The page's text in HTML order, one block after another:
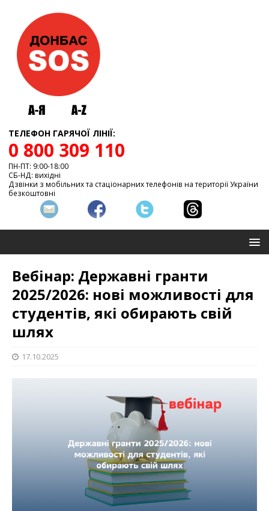
ТЕЛЕФОН ГАРЯЧОЇ ЛІНІЇ:
0 800 309 110
ПН-ПТ: 9:00-18:00
СБ-НД: вихідні
Дзвінки з мобільних та стаціонарних телефонів на території України
безкоштовні
Вебінар: Державні гранти
2025/2026: нові можливості для
студентів, які обирають свій
шлях
17.10.2025